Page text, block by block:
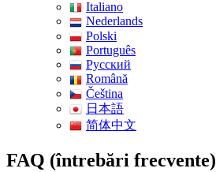
Italiano
Nederlands
Polski
Português
Pусский
Română
Čeština
日本語
简体中文
FAQ (întrebări frecvente)